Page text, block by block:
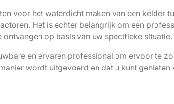
voor het waterdicht maken van een kelder
Het is echter belangrijk om een
op basis van uw specifieke situatie.
en ervaren professional om ervoor te
wordt uitgevoerd en dat u kunt genieten